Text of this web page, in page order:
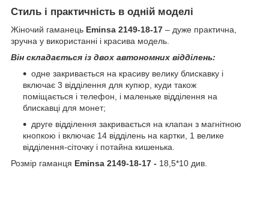
Стиль і практичність в одній моделі
Жіночий гаманець Eminsa 2149-18-17 – дуже практична,
зручна у використанні і красива модель.
Він складається із двох автономних відділень:
одне закривається на красиву велику блискавку і
включає 3 відділення для купюр, куди також
поміщається і телефон, і маленьке відділення на
блискавці для монет;
друге відділення закривається на клапан з магнітною
кнопкою і включає 14 відділень на картки, 1 велике
відділення-сіточку і потайна кишенька.
Розмір гаманця Eminsa 2149-18-17 - 18,5*10 див.